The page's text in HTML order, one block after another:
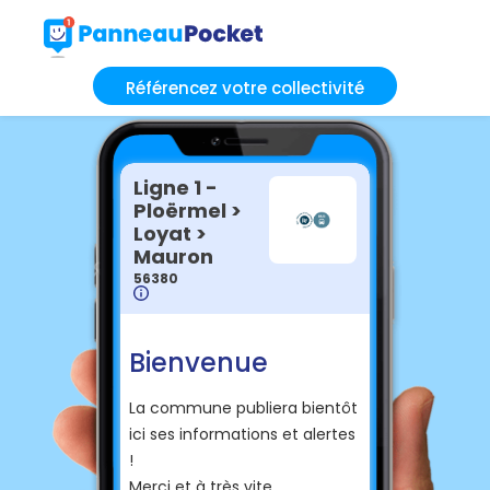
Référencez votre collectivité
Ligne 1 -
Ploërmel >
Loyat >
Mauron
56380
Bienvenue
La commune publiera bientôt
ici ses informations et alertes
!